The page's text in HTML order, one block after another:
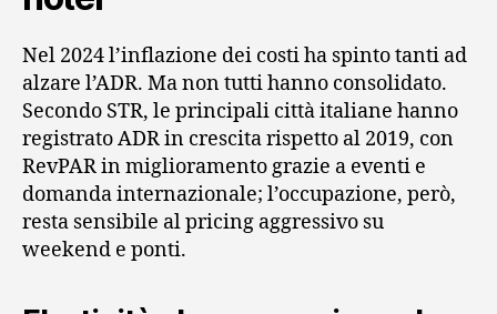
Nel 2024 l’inflazione dei costi ha spinto tanti ad
alzare l’ADR. Ma non tutti hanno consolidato.
Secondo STR, le principali città italiane hanno
registrato ADR in crescita rispetto al 2019, con
RevPAR in miglioramento grazie a eventi e
domanda internazionale; l’occupazione, però,
resta sensibile al pricing aggressivo su
weekend e ponti.